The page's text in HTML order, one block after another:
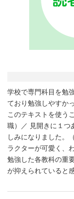
学校で専門科目を勉
ており勉強しやすか
このテキストを使う
職）／ 見開きに１つ
しみになりました。
ラクターが可愛く、
勉強した各教科の重
が抑えられていると